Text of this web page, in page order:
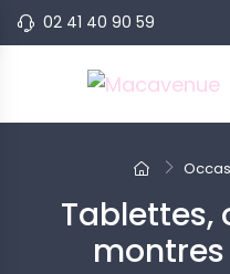
02 41 40 90 59
Tablettes,